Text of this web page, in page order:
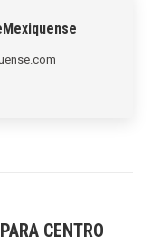
CENTRO